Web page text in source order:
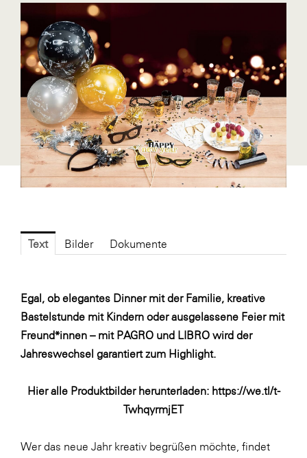
Bundesverband Sonnenschutztechnik
Cineplexx
Colmobil Austria
Controller Institut
Darbo
Designer Outlets Parndorf und Salzburg
DOMOFERM
EY
FG UBIT Salzburg
Fressnapf
FRoSTA
FV Energierohstoff & Kraftstoff
Gardena
Gas Connect Austria
Bauvereinigungen
Text Bilder Dokumente
Egal, ob elegantes Dinner mit der Familie, kreative
Bastelstunde mit Kindern oder ausgelassene Feier mit
Freund*innen – mit PAGRO und LIBRO wird der
Jahreswechsel garantiert zum Highlight.
Hier alle Produktbilder herunterladen: https://we.tl/t-
TwhqyrmjET
Wer das neue Jahr kreativ begrüßen möchte, findet